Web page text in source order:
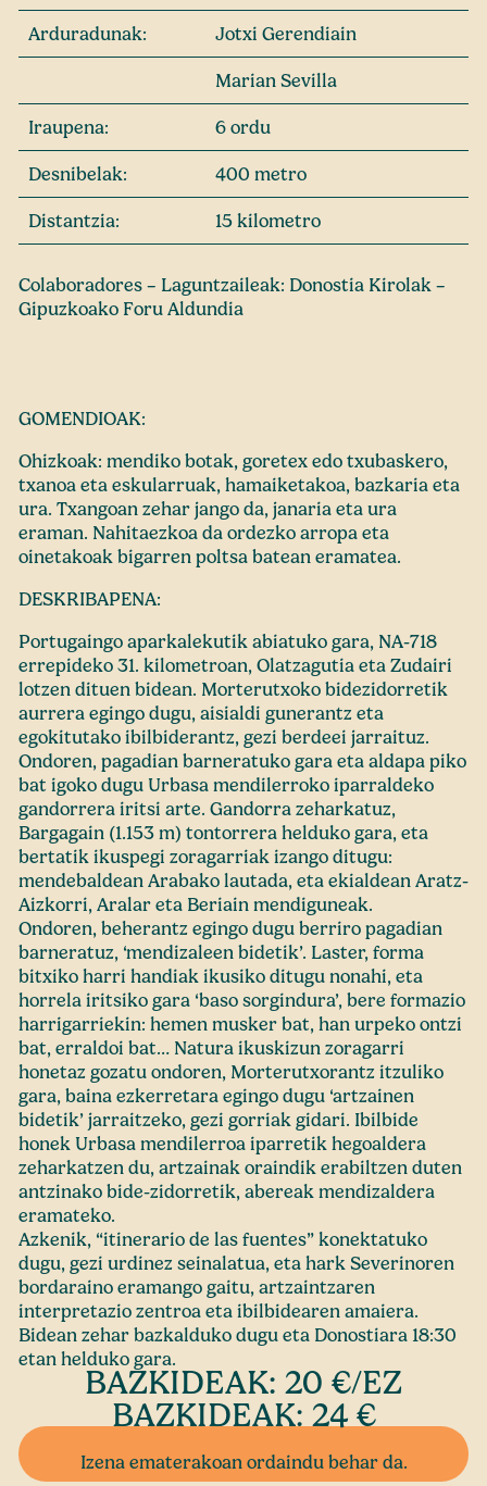
Arduradunak: Jotxi Gerendiain
Marian Sevilla
Iraupena: 6 ordu
Desnibelak: 400 metro
Distantzia: 15 kilometro
Colaboradores – Laguntzaileak: Donostia Kirolak –
Gipuzkoako Foru Aldundia
GOMENDIOAK:
Ohizkoak: mendiko botak, goretex edo txubaskero,
txanoa eta eskularruak, hamaiketakoa, bazkaria eta
ura. Txangoan zehar jango da, janaria eta ura
eraman. Nahitaezkoa da ordezko arropa eta
oinetakoak bigarren poltsa batean eramatea.
DESKRIBAPENA:
Portugaingo aparkalekutik abiatuko gara, NA-718
errepideko 31. kilometroan, Olatzagutia eta Zudairi
lotzen dituen bidean. Morterutxoko bidezidorretik
aurrera egingo dugu, aisialdi gunerantz eta
egokitutako ibilbiderantz, gezi berdeei jarraituz.
Ondoren, pagadian barneratuko gara eta aldapa piko
bat igoko dugu Urbasa mendilerroko iparraldeko
gandorrera iritsi arte. Gandorra zeharkatuz,
Bargagain (1.153 m) tontorrera helduko gara, eta
bertatik ikuspegi zoragarriak izango ditugu:
mendebaldean Arabako lautada, eta ekialdean Aratz-
Aizkorri, Aralar eta Beriain mendiguneak.
Ondoren, beherantz egingo dugu berriro pagadian
barneratuz, ‘mendizaleen bidetik’. Laster, forma
bitxiko harri handiak ikusiko ditugu nonahi, eta
horrela iritsiko gara ‘baso sorgindura’, bere formazio
harrigarriekin: hemen musker bat, han urpeko ontzi
bat, erraldoi bat… Natura ikuskizun zoragarri
honetaz gozatu ondoren, Morterutxorantz itzuliko
gara, baina ezkerretara egingo dugu ‘artzainen
bidetik’ jarraitzeko, gezi gorriak gidari. Ibilbide
honek Urbasa mendilerroa iparretik hegoaldera
zeharkatzen du, artzainak oraindik erabiltzen duten
antzinako bide-zidorretik, abereak mendizaldera
eramateko.
Azkenik, “itinerario de las fuentes” konektatuko
dugu, gezi urdinez seinalatua, eta hark Severinoren
bordaraino eramango gaitu, artzaintzaren
interpretazio zentroa eta ibilbidearen amaiera.
Bidean zehar bazkalduko dugu eta Donostiara 18:30
etan helduko gara.
BAZKIDEAK: 20 €/EZ
BAZKIDEAK: 24 €
Izena ematerakoan ordaindu behar da.